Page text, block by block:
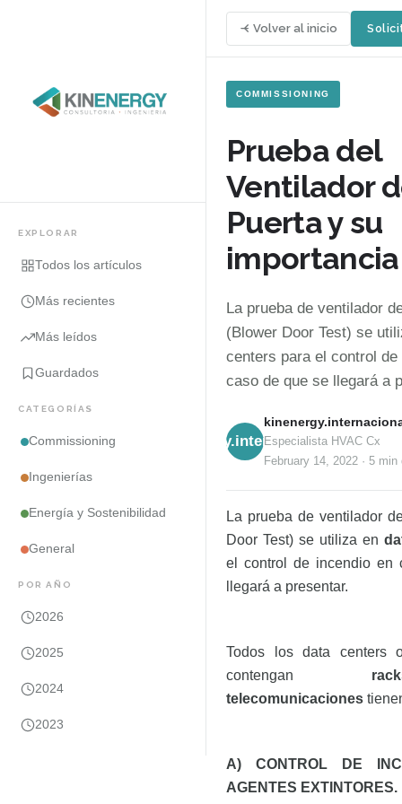
EXPLORAR
Todos los artículos
Más recientes
Más leídos
Guardados
CATEGORÍAS
Commissioning
Ingenierías
Energía y Sostenibilidad
General
POR AÑO
2026
2025
2024
2023
Volver al inicio
COMMISSIONING
Prueba del
Ventilador
Puerta y su
importancia
La prueba de ventilador
(Blower Door Test) se
centers para el control de
caso de que se llegará a
kinenergy.internacional
Especialista HVAC Cx
February 14, 2022 · 5 min
La prueba de ventilador
Door Test) se utiliza en
el control de incendio en
llegará a presentar.
Todos los data centers
contengan
telecomunicaciones
A) CONTROL DE
AGENTES EXTINTORES.